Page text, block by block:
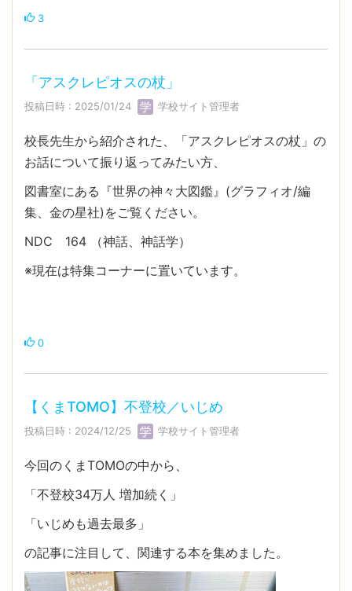
3
「アスクレピオスの杖」
投稿日時 : 2025/01/24 学校サイト管理者
校長先生から紹介された、「アスクレピオスの杖」の
お話について振り返ってみたい方、
図書室にある『世界の神々大図鑑』(グラフィオ/編
集、金の星社)をご覧ください。
NDC 164 （神話、神話学）
※現在は特集コーナーに置いています。
0
【くまTOMO】不登校／いじめ
投稿日時 : 2024/12/25 学校サイト管理者
今回のくまTOMOの中から、
「不登校34万人 増加続く」
「いじめも過去最多」
の記事に注目して、関連する本を集めました。